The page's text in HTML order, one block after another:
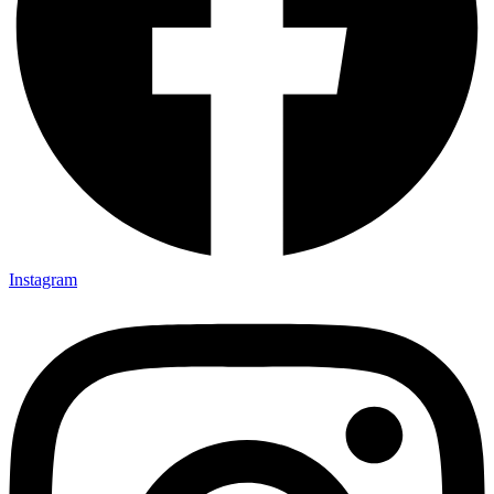
Instagram